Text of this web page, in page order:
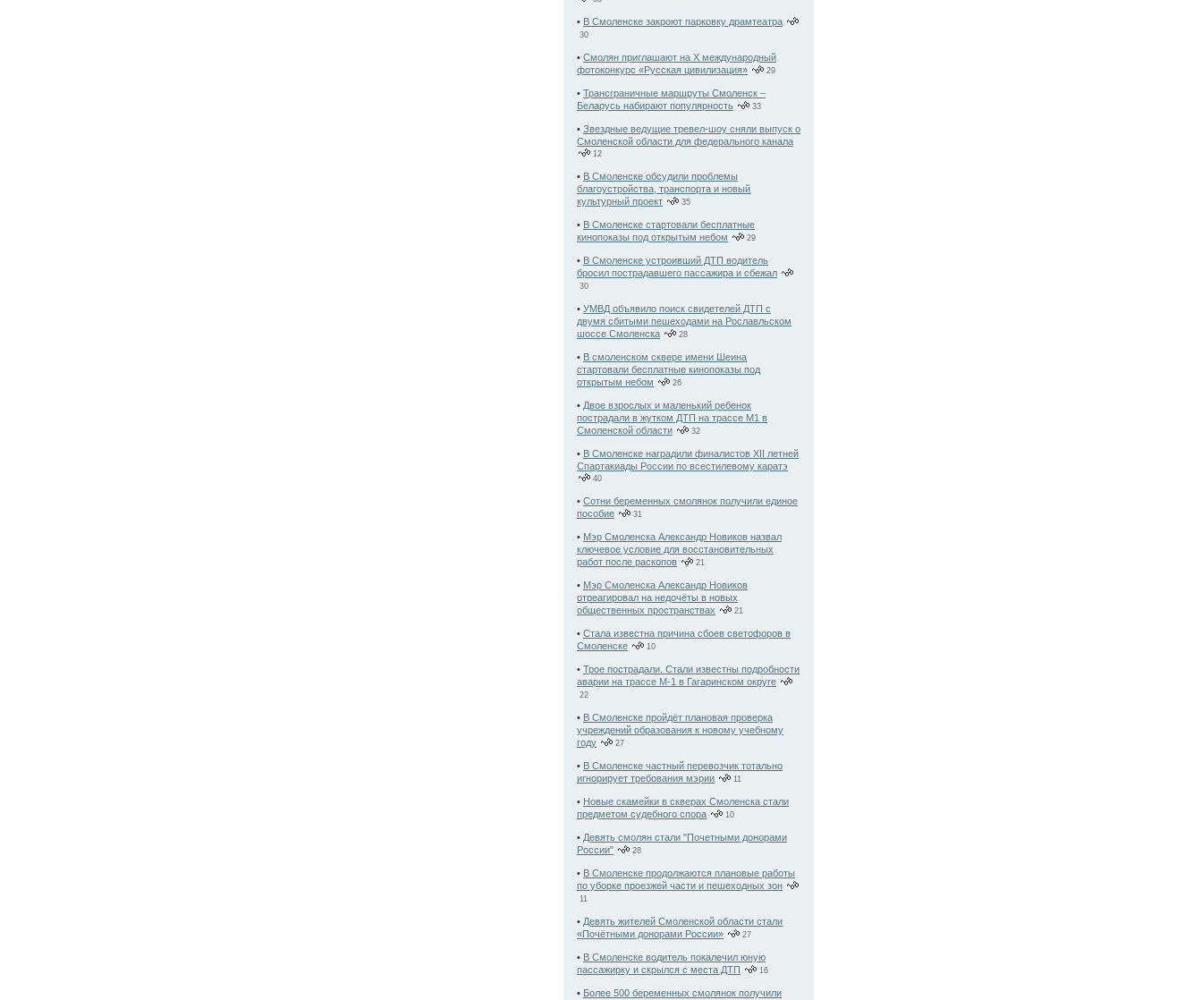
• В Смоленске закроют парковку драмтеатра
30
• Смолян приглашают на X международный
фотоконкурс «Русская цивилизация»
29
• Трансграничные маршруты Смоленск –
Беларусь набирают популярность
33
• Звездные ведущие тревел-шоу сняли выпуск о
Смоленской области для федерального канала
12
• В Смоленске обсудили проблемы
благоустройства, транспорта и новый
культурный проект
35
• В Смоленске стартовали бесплатные
кинопоказы под открытым небом
29
• В Смоленске устроивший ДТП водитель
бросил пострадавшего пассажира и сбежал
30
• УМВД объявило поиск свидетелей ДТП с
двумя сбитыми пешеходами на Рославльском
шоссе Смоленска
28
• В смоленском сквере имени Шеина
стартовали бесплатные кинопоказы под
открытым небом
26
• Двое взрослых и маленький ребенок
пострадали в жутком ДТП на трассе М1 в
Смоленской области
32
• В Смоленске наградили финалистов XII летней
Спартакиады России по всестилевому каратэ
40
• Сотни беременных смолянок получили единое
пособие
31
• Мэр Смоленска Александр Новиков назвал
ключевое условие для восстановительных
работ после раскопов
21
• Мэр Смоленска Александр Новиков
отреагировал на недочёты в новых
общественных пространствах
21
• Стала известна причина сбоев светофоров в
Смоленске
10
• Трое пострадали. Стали известны подробности
аварии на трассе М-1 в Гагаринском округе
22
• В Смоленске пройдёт плановая проверка
учреждений образования к новому учебному
году
27
• В Смоленске частный перевозчик тотально
игнорирует требования мэрии
11
• Новые скамейки в скверах Смоленска стали
предметом судебного спора
10
• Девять смолян стали "Почетными донорами
России"
28
• В Смоленске продолжаются плановые работы
по уборке проезжей части и пешеходных зон
11
• Девять жителей Смоленской области стали
«Почётными донорами России»
27
• В Смоленске водитель покалечил юную
пассажирку и скрылся с места ДТП
16
• Более 500 беременных смолянок получили